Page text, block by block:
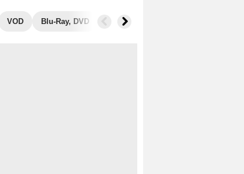
VOD Blu-Ray, DVD Photos